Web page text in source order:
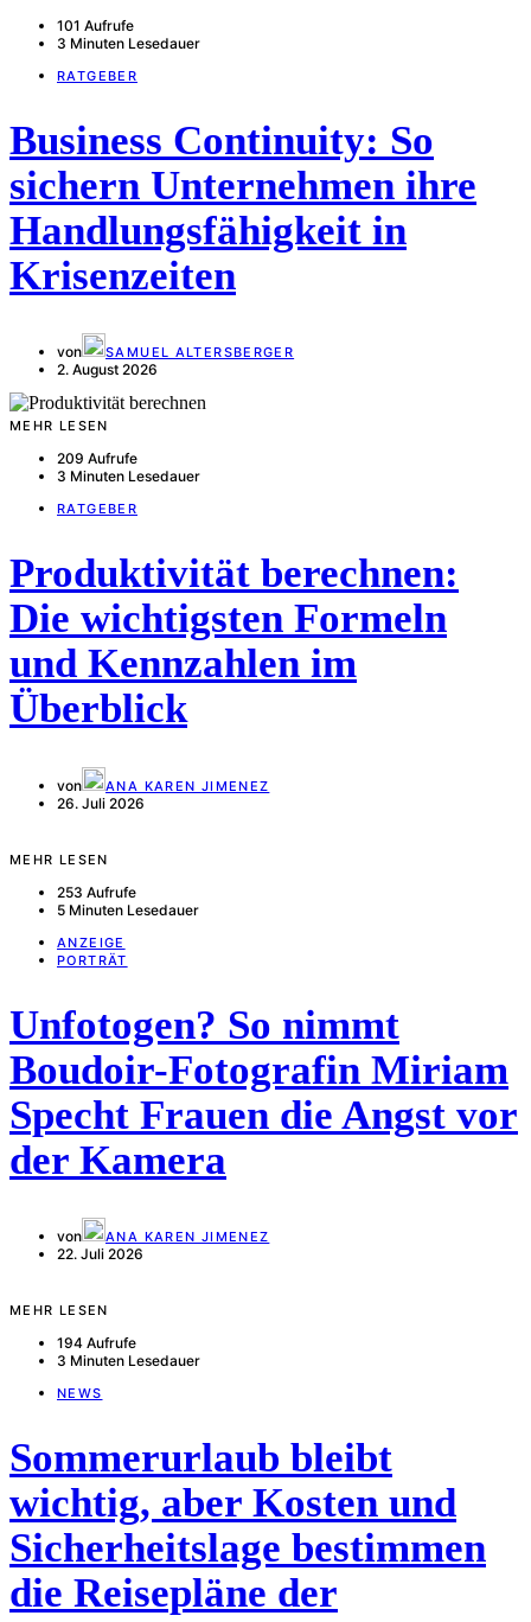
101 Aufrufe
3 Minuten Lesedauer
RATGEBER
Business Continuity: So
sichern Unternehmen ihre
Handlungsfähigkeit in
Krisenzeiten
von SAMUEL ALTERSBERGER
2. August 2026
MEHR LESEN
209 Aufrufe
3 Minuten Lesedauer
RATGEBER
Produktivität berechnen:
Die wichtigsten Formeln
und Kennzahlen im
Überblick
von ANA KAREN JIMENEZ
26. Juli 2026
MEHR LESEN
253 Aufrufe
5 Minuten Lesedauer
ANZEIGE
PORTRÄT
Unfotogen? So nimmt
Boudoir-Fotografin Miriam
Specht Frauen die Angst vor
der Kamera
von ANA KAREN JIMENEZ
22. Juli 2026
MEHR LESEN
194 Aufrufe
3 Minuten Lesedauer
NEWS
Sommerurlaub bleibt
wichtig, aber Kosten und
Sicherheitslage bestimmen
die Reisepläne der